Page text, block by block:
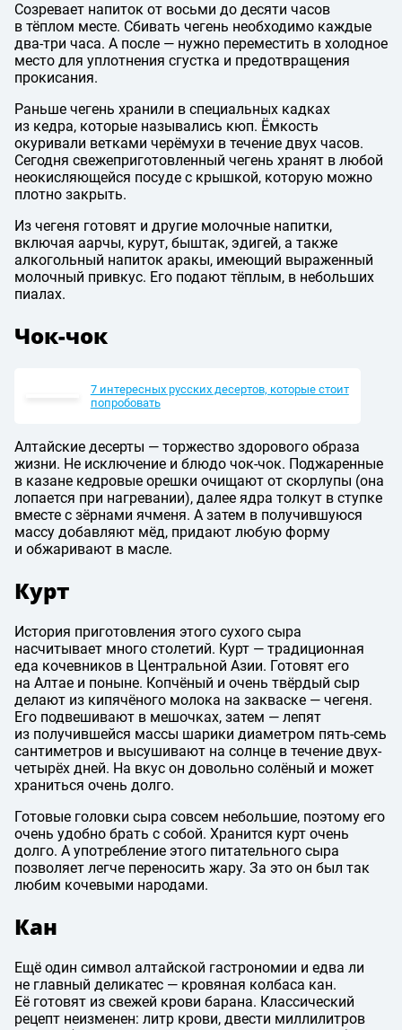
Созревает напиток от восьми до десяти часов
в тёплом месте. Сбивать чегень необходимо каждые
два-три часа. А после — нужно переместить в холодное
место для уплотнения сгустка и предотвращения
прокисания.
Раньше чегень хранили в специальных кадках
из кедра, которые назывались кюп. Ёмкость
окуривали ветками черёмухи в течение двух часов.
Сегодня свежеприготовленный чегень хранят в любой
неокисляющейся посуде с крышкой, которую можно
плотно закрыть.
Из чегеня готовят и другие молочные напитки,
включая аарчы, курут, быштак, эдигей, а также
алкогольный напиток аракы, имеющий выраженный
молочный привкус. Его подают тёплым, в небольших
пиалах.
Чок-чок
7 интересных русских десертов, которые стоит
попробовать
Алтайские десерты — торжество здорового образа
жизни. Не исключение и блюдо чок-чок. Поджаренные
в казане кедровые орешки очищают от скорлупы (она
лопается при нагревании), далее ядра толкут в ступке
вместе с зёрнами ячменя. А затем в получившуюся
массу добавляют мёд, придают любую форму
и обжаривают в масле.
Курт
История приготовления этого сухого сыра
насчитывает много столетий. Курт — традиционная
еда кочевников в Центральной Азии. Готовят его
на Алтае и поныне. Копчёный и очень твёрдый сыр
делают из кипячёного молока на закваске — чегеня.
Его подвешивают в мешочках, затем — лепят
из получившейся массы шарики диаметром пять-семь
сантиметров и высушивают на солнце в течение двух-
четырёх дней. На вкус он довольно солёный и может
храниться очень долго.
Готовые головки сыра совсем небольшие, поэтому его
очень удобно брать с собой. Хранится курт очень
долго. А употребление этого питательного сыра
позволяет легче переносить жару. За это он был так
любим кочевыми народами.
Кан
Ещё один символ алтайской гастрономии и едва ли
не главный деликатес — кровяная колбаса кан.
Её готовят из свежей крови барана. Классический
рецепт неизменен: литр крови, двести миллилитров